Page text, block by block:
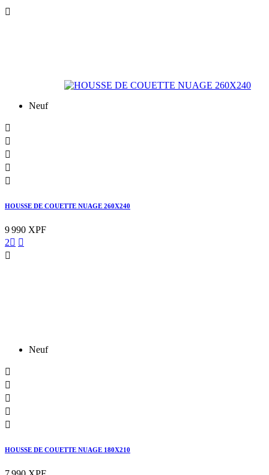

Neuf





HOUSSE DE COUETTE NUAGE 260X240
9 990 XPF
2 

Neuf





HOUSSE DE COUETTE NUAGE 180X210